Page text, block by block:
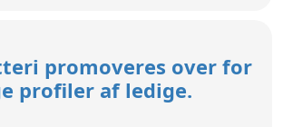
promoveres over for
profiler af ledige.